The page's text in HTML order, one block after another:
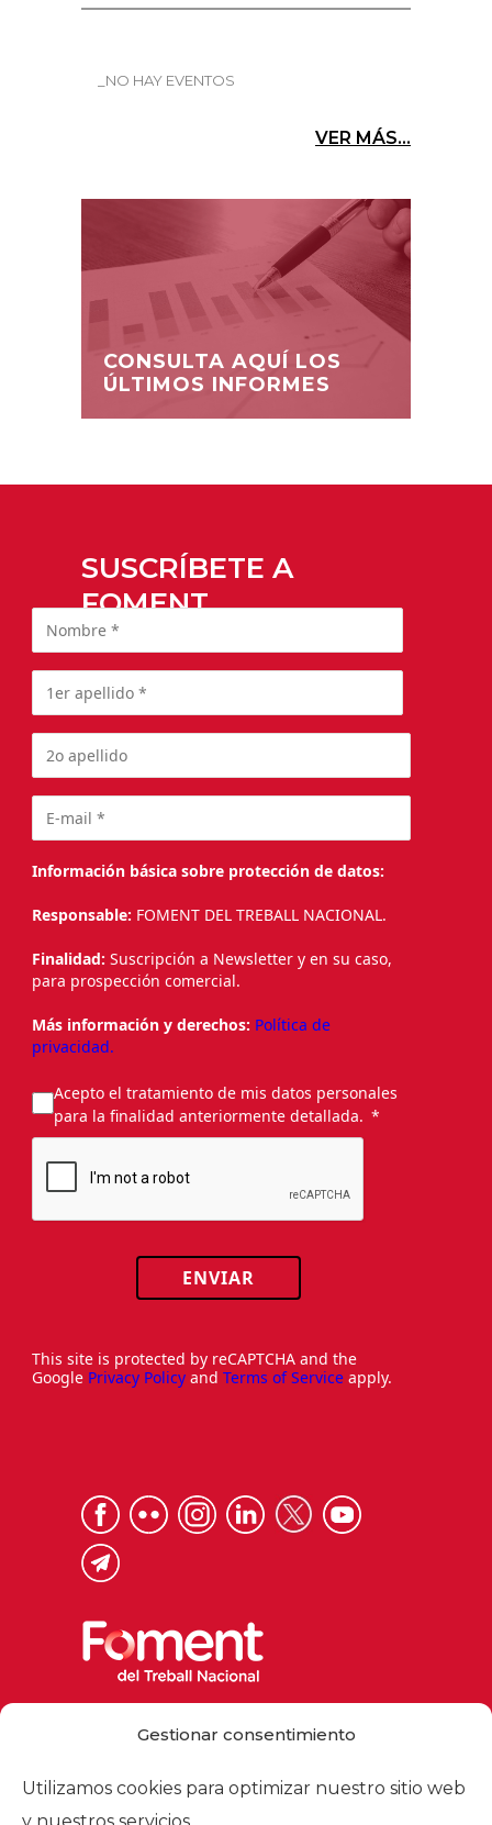
Gestionar consentimiento
Utilizamos cookies para optimizar nuestro sitio web
_NO HAY EVENTOS
VER MÁS...
CONSULTA AQUÍ LOS
ÚLTIMOS INFORMES
SUSCRÍBETE A
FOMENT
Información básica sobre protección de datos:
Responsable: FOMENT DEL TREBALL NACIONAL.
Finalidad: Suscripción a Newsletter y en su caso,
para prospección comercial.
Más información y derechos: Política de
privacidad.
Acepto el tratamiento de mis datos personales
para la finalidad anteriormente detallada.
ENVIAR
This site is protected by reCAPTCHA and the
Google Privacy Policy and Terms of Service apply.
foment@foment.com